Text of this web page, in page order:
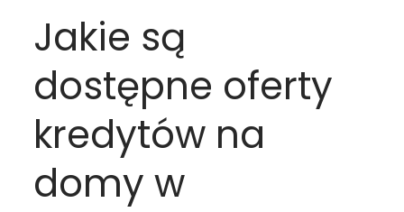
Jakie są
dostępne oferty
kredytów na
domy w